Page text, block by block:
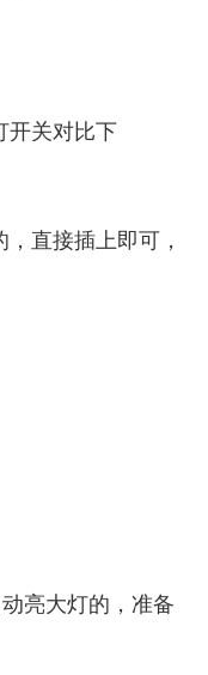
开关对比下
直接插上即可，
亮大灯的，准备